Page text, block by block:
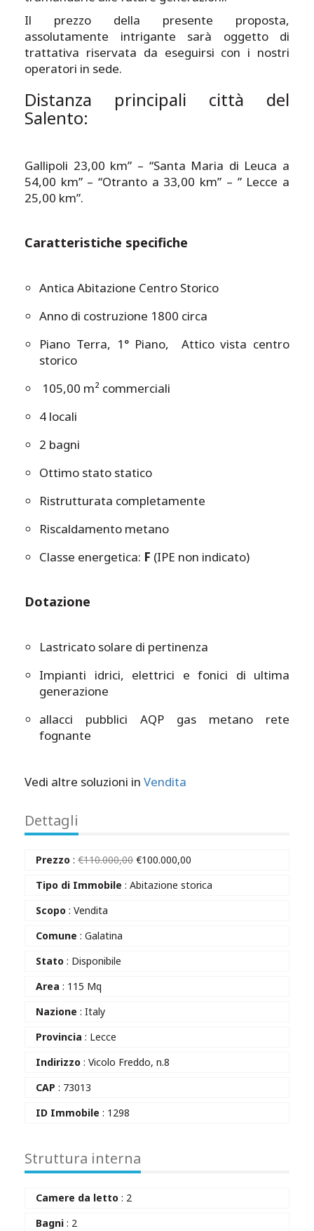
Il prezzo della presente proposta,
assolutamente intrigante sarà oggetto di
trattativa riservata da eseguirsi con i nostri
operatori in sede.
Distanza principali città del
Salento:
Gallipoli 23,00 km” – “Santa Maria di Leuca a
54,00 km” – “Otranto a 33,00 km” – ” Lecce a
25,00 km”.
Caratteristiche specifiche
Antica Abitazione Centro Storico
Anno di costruzione 1800 circa
Piano Terra, 1° Piano, Attico vista centro
storico
105,00 m² commerciali
4 locali
2 bagni
Ottimo stato statico
Ristrutturata completamente
Riscaldamento metano
Classe energetica: F (IPE non indicato)
Dotazione
Lastricato solare di pertinenza
Impianti idrici, elettrici e fonici di ultima
generazione
allacci pubblici AQP gas metano rete
fognante
Vedi altre soluzioni in Vendita
Dettagli
Prezzo : €110.000,00 €100.000,00
Tipo di Immobile : Abitazione storica
Scopo : Vendita
Comune : Galatina
Stato : Disponibile
Area : 115 Mq
Nazione : Italy
Provincia : Lecce
Indirizzo : Vicolo Freddo, n.8
CAP : 73013
ID Immobile : 1298
Struttura interna
Camere da letto : 2
Bagni : 2